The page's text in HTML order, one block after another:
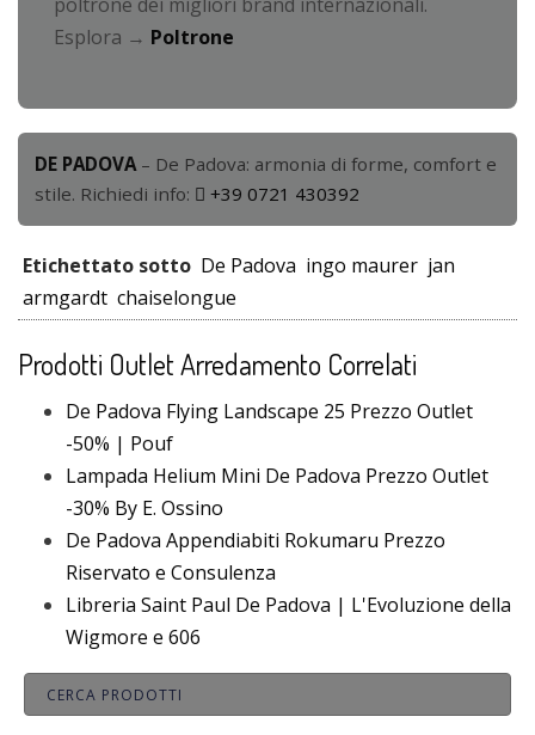
Esplora → Poltrone
DE PADOVA – De Padova: armonia di forme, comfort e
stile. Richiedi info:
+39 0721 430392
Etichettato sotto De Padova ingo maurer jan
armgardt chaiselongue
Prodotti Outlet Arredamento Correlati
De Padova Flying Landscape 25 Prezzo Outlet
-50% | Pouf
Lampada Helium Mini De Padova Prezzo Outlet
-30% By E. Ossino
De Padova Appendiabiti Rokumaru Prezzo
Riservato e Consulenza
Libreria Saint Paul De Padova | L'Evoluzione della
Wigmore e 606